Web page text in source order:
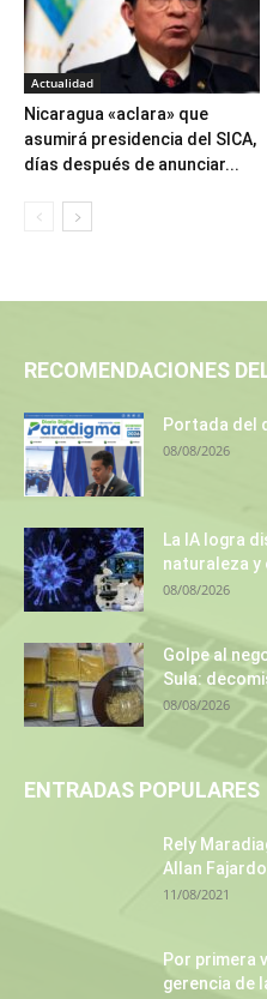
Actualidad
Nicaragua «aclara» que
asumirá presidencia del SICA,
días después de anunciar...
RECOMENDACIONES
Portada del
08/08/2026
La IA logra
naturaleza y
08/08/2026
Golpe al
Sula:
08/08/2026
ENTRADAS POPULARES
Rely
Allan
11/08/2021
Por primera
gerencia de